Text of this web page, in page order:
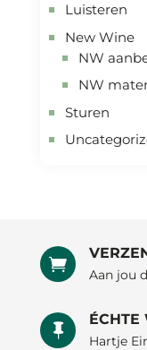
Luisteren
New Wine
NW
NW
Sturen

Aan jou

ÉCHTE
Hartje